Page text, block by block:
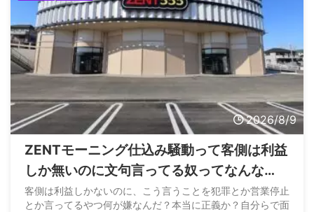
2026/8/9
ZENTモーニング仕込み騒動って客側は利益
しか無いのに文句言ってる奴ってなんな
ん？
客側は利益しかないのに、こう言うことを犯罪とか営業停止
とか言ってるやつ何が嫌なんだ？本当に正義か？自分らで面